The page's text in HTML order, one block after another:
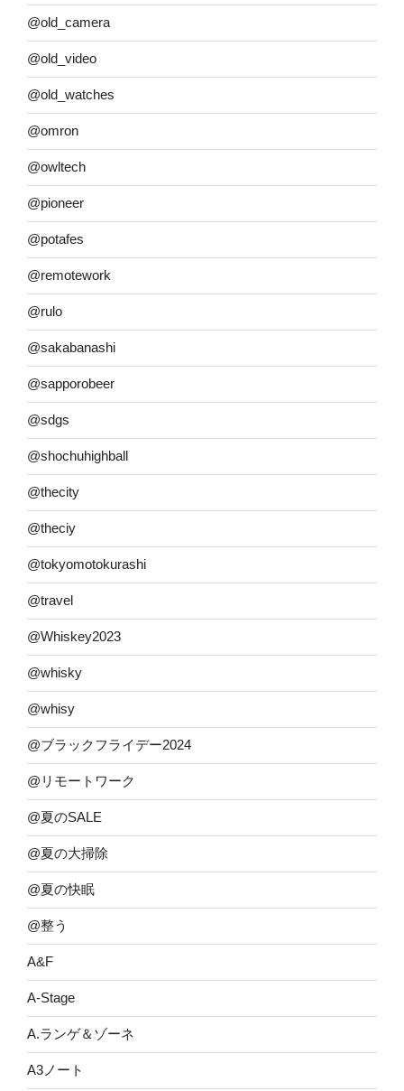
@old_camera
@old_video
@old_watches
@omron
@owltech
@pioneer
@potafes
@remotework
@rulo
@sakabanashi
@sapporobeer
@sdgs
@shochuhighball
@thecity
@theciy
@tokyomotokurashi
@travel
@Whiskey2023
@whisky
@whisy
@ブラックフライデー2024
@リモートワーク
@夏のSALE
@夏の大掃除
@夏の快眠
@整う
A&F
A-Stage
A.ランゲ＆ゾーネ
A3ノート